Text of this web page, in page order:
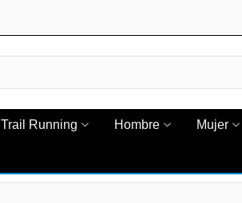
Trail Running Hombre Mujer